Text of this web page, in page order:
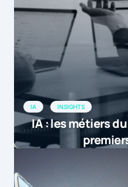
secteur entre 2006
résultats sont
de vale […]
Ces métiers marketing qui
IA INSIGHTS
IA : les métiers